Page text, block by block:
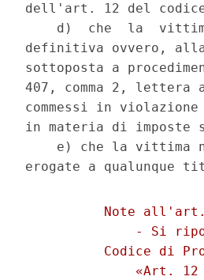
dell'art. 12 del
d)  che  la
definitiva ovvero, alla
sottoposta a
407, comma 2,
commessi in
in materia di
e) che la vittima
Note
- Si
Codice di
«Art.